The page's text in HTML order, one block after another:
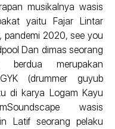
musikalnya wasis
yaitu Fajar Lintar
pandemi 2020, see you
Dan dimas seorang
berdua merupakan
(drummer guyub
di karya Logam Kayu
wasis
Latif seorang pelaku